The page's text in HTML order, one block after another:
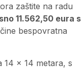
zaštite na radu
11.562,50 eura s
bespovratna
14 × 14 metara, s